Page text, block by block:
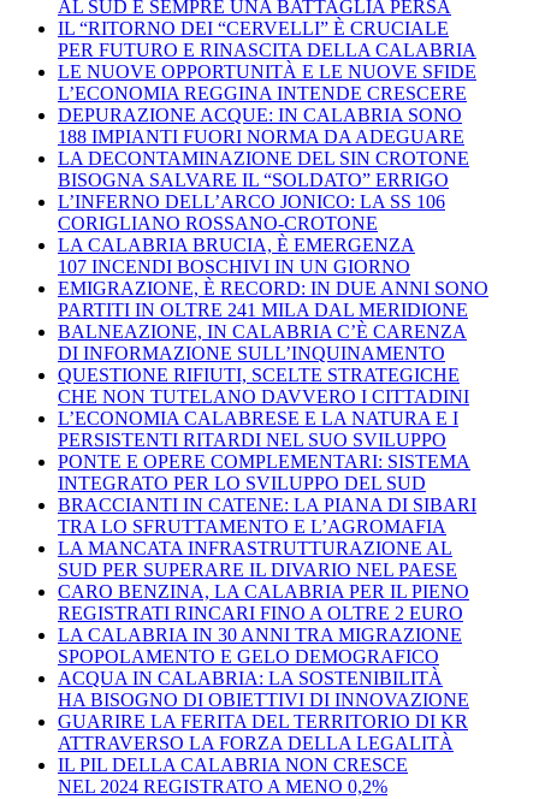
AL SUD È SEMPRE UNA BATTAGLIA PERSA
IL “RITORNO DEI “CERVELLI” È CRUCIALE
PER FUTURO E RINASCITA DELLA CALABRIA
LE NUOVE OPPORTUNITÀ E LE NUOVE SFIDE
L’ECONOMIA REGGINA INTENDE CRESCERE
DEPURAZIONE ACQUE: IN CALABRIA SONO
188 IMPIANTI FUORI NORMA DA ADEGUARE
LA DECONTAMINAZIONE DEL SIN CROTONE
BISOGNA SALVARE IL “SOLDATO” ERRIGO
L’INFERNO DELL’ARCO JONICO: LA SS 106
CORIGLIANO ROSSANO-CROTONE
LA CALABRIA BRUCIA, È EMERGENZA
107 INCENDI BOSCHIVI IN UN GIORNO
EMIGRAZIONE, È RECORD: IN DUE ANNI SONO
PARTITI IN OLTRE 241 MILA DAL MERIDIONE
BALNEAZIONE, IN CALABRIA C’È CARENZA
DI INFORMAZIONE SULL’INQUINAMENTO
QUESTIONE RIFIUTI, SCELTE STRATEGICHE
CHE NON TUTELANO DAVVERO I CITTADINI
L’ECONOMIA CALABRESE E LA NATURA E I
PERSISTENTI RITARDI NEL SUO SVILUPPO
PONTE E OPERE COMPLEMENTARI: SISTEMA
INTEGRATO PER LO SVILUPPO DEL SUD
BRACCIANTI IN CATENE: LA PIANA DI SIBARI
TRA LO SFRUTTAMENTO E L’AGROMAFIA
LA MANCATA INFRASTRUTTURAZIONE AL
SUD PER SUPERARE IL DIVARIO NEL PAESE
CARO BENZINA, LA CALABRIA PER IL PIENO
REGISTRATI RINCARI FINO A OLTRE 2 EURO
LA CALABRIA IN 30 ANNI TRA MIGRAZIONE
SPOPOLAMENTO E GELO DEMOGRAFICO
ACQUA IN CALABRIA: LA SOSTENIBILITÀ
HA BISOGNO DI OBIETTIVI DI INNOVAZIONE
GUARIRE LA FERITA DEL TERRITORIO DI KR
ATTRAVERSO LA FORZA DELLA LEGALITÀ
IL PIL DELLA CALABRIA NON CRESCE
NEL 2024 REGISTRATO A MENO 0,2%